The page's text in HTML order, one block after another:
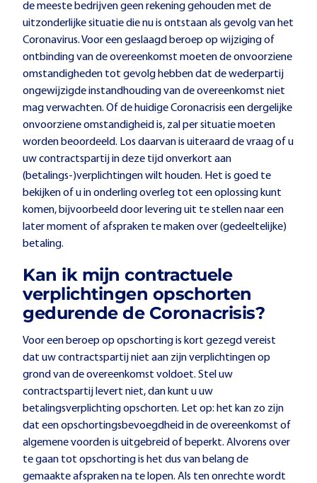
de meeste bedrijven geen rekening gehouden met de
uitzonderlijke situatie die nu is ontstaan als gevolg van het
Coronavirus. Voor een geslaagd beroep op wijziging of
ontbinding van de overeenkomst moeten de onvoorziene
omstandigheden tot gevolg hebben dat de wederpartij
ongewijzigde instandhouding van de overeenkomst niet
mag verwachten. Of de huidige Coronacrisis een dergelijke
onvoorziene omstandigheid is, zal per situatie moeten
worden beoordeeld. Los daarvan is uiteraard de vraag of u
uw contractspartij in deze tijd onverkort aan
(betalings-)verplichtingen wilt houden. Het is goed te
bekijken of u in onderling overleg tot een oplossing kunt
komen, bijvoorbeeld door levering uit te stellen naar een
later moment of afspraken te maken over (gedeeltelijke)
betaling.
Kan ik mijn contractuele
verplichtingen opschorten
gedurende de Coronacrisis?
Voor een beroep op opschorting is kort gezegd vereist
dat uw contractspartij niet aan zijn verplichtingen op
grond van de overeenkomst voldoet. Stel uw
contractspartij levert niet, dan kunt u uw
betalingsverplichting opschorten. Let op: het kan zo zijn
dat een opschortingsbevoegdheid in de overeenkomst of
algemene voorden is uitgebreid of beperkt. Alvorens over
te gaan tot opschorting is het dus van belang de
gemaakte afspraken na te lopen. Als ten onrechte wordt